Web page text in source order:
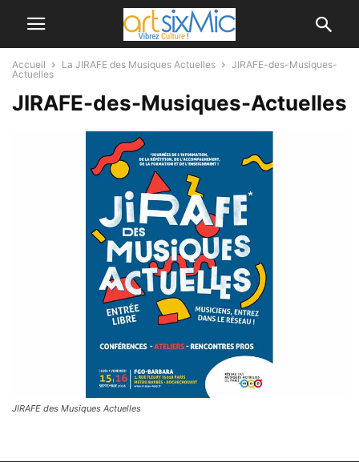
Accueil La JIRAFE des Musiques Actuelles
JIRAFE-des-Musiques-
Actuelles
JIRAFE-des-Musiques-Actuelles
JIRAFE des Musiques Actuelles